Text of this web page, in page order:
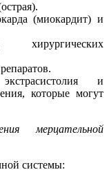
(миокардит) и
хирургических
и
которые могут
мерцательной
системы: